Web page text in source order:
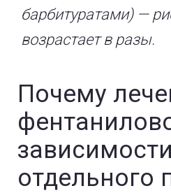
барбитуратами) —
возрастает в разы.
Почему
отдельного